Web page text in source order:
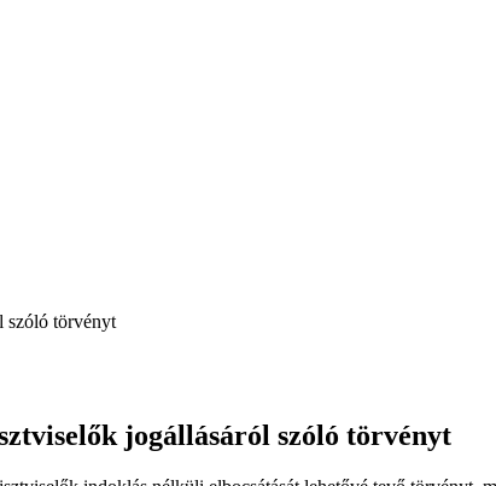
szóló törvényt
jogállásáról szóló törvényt